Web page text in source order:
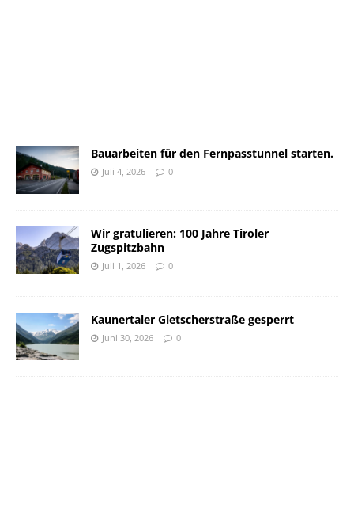
Bauarbeiten für den Fernpasstunnel starten.
Juli 4, 2026 0
Wir gratulieren: 100 Jahre Tiroler
Zugspitzbahn
Juli 1, 2026 0
Kaunertaler Gletscherstraße gesperrt
Juni 30, 2026 0